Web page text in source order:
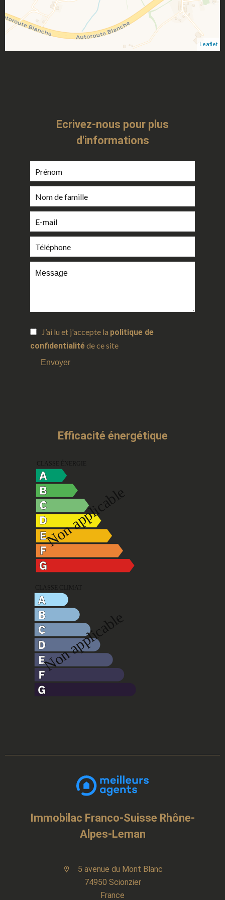
Leaflet
Ecrivez-nous pour plus
d'informations
J’ai lu et j'accepte la politique de
confidentialitéde ce site
Envoyer
Efficacité énergétique
Immobilac Franco-Suisse Rhône-
Alpes-Leman
5 avenue du Mont Blanc
74950 Scionzier
France